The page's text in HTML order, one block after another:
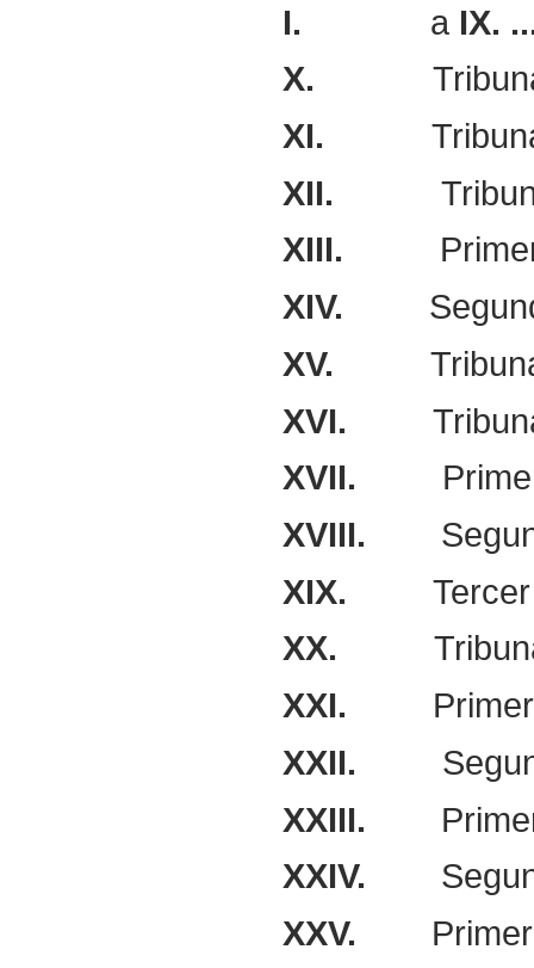
I.
a IX.
X.
XI.
XII.
XIII.
XIV.
XV.
XVI.
XVII.
XVIII.
XIX.
XX.
XXI.
XXII.
XXIII.
XXIV.
XXV.